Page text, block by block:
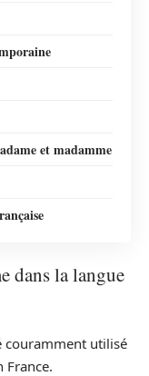
et madamme
dans la langue
couramment utilisé
France.